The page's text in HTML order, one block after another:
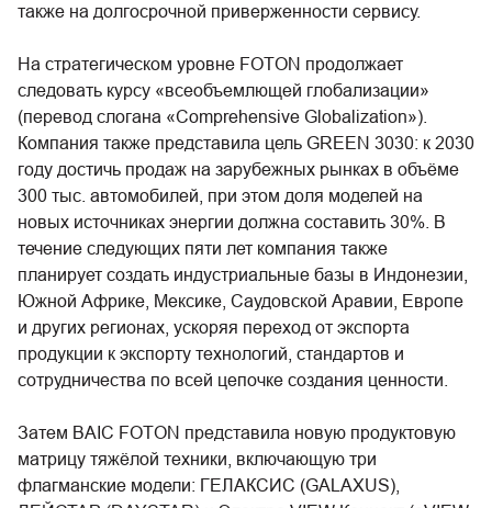
также на долгосрочной приверженности сервису.
На стратегическом уровне FOTON продолжает
следовать курсу «всеобъемлющей глобализации»
(перевод слогана «Comprehensive Globalization»).
Компания также представила цель GREEN 3030: к 2030
году достичь продаж на зарубежных рынках в объёме
300 тыс. автомобилей, при этом доля моделей на
новых источниках энергии должна составить 30%. В
течение следующих пяти лет компания также
планирует создать индустриальные базы в Индонезии,
Южной Африке, Мексике, Саудовской Аравии, Европе
и других регионах, ускоряя переход от экспорта
продукции к экспорту технологий, стандартов и
сотрудничества по всей цепочке создания ценности.
Затем BAIC FOTON представила новую продуктовую
матрицу тяжёлой техники, включающую три
флагманские модели: ГЕЛАКСИС (GALAXUS),